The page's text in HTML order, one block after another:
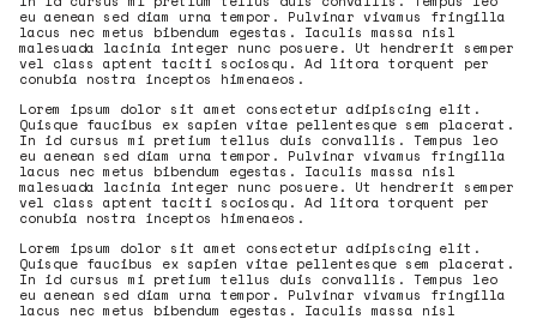
eu aenean sed diam urna tempor. Pulvinar vivamus fringilla
lacus nec metus bibendum egestas. Iaculis massa nisl
malesuada lacinia integer nunc posuere. Ut hendrerit semper
vel class aptent taciti sociosqu. Ad litora torquent per
conubia nostra inceptos himenaeos.
Lorem ipsum dolor sit amet consectetur adipiscing elit.
Quisque faucibus ex sapien vitae pellentesque sem placerat.
In id cursus mi pretium tellus duis convallis. Tempus leo
eu aenean sed diam urna tempor. Pulvinar vivamus fringilla
lacus nec metus bibendum egestas. Iaculis massa nisl
malesuada lacinia integer nunc posuere. Ut hendrerit semper
vel class aptent taciti sociosqu. Ad litora torquent per
conubia nostra inceptos himenaeos.
Lorem ipsum dolor sit amet consectetur adipiscing elit.
Quisque faucibus ex sapien vitae pellentesque sem placerat.
In id cursus mi pretium tellus duis convallis. Tempus leo
eu aenean sed diam urna tempor. Pulvinar vivamus fringilla
lacus nec metus bibendum egestas. Iaculis massa nisl